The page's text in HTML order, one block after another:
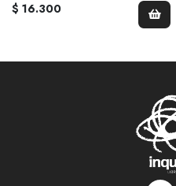
$ 16.300